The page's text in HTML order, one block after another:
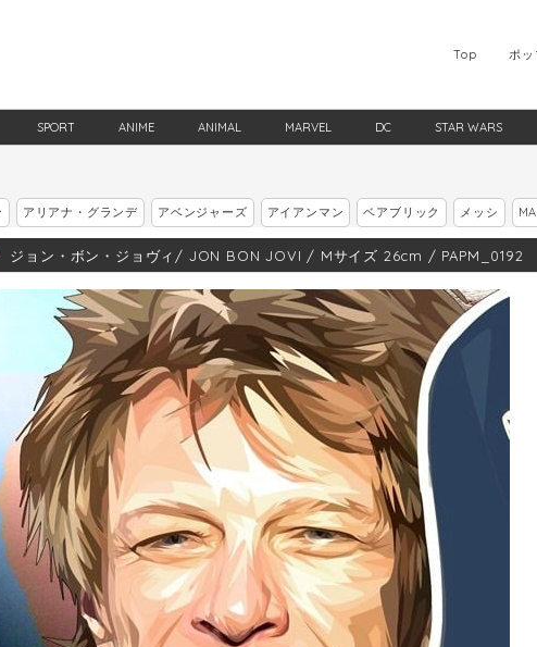
ポッ
Top
SPORT ANIME ANIMAL MARVEL DC STAR WARS
アリアナ・グランデ アベンジャーズ アイアンマン ベアブリック メッシ
ジョン・ボン・ジョヴィ/ JON BON JOVI / Mサイズ 26cm / PAPM_0192